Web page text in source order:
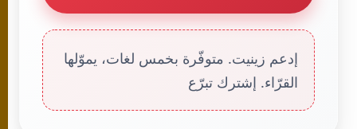
إدعم زينيت. متوفّرة بخمس لغات، يموّلها
القرّاء. إشترك تبرّع